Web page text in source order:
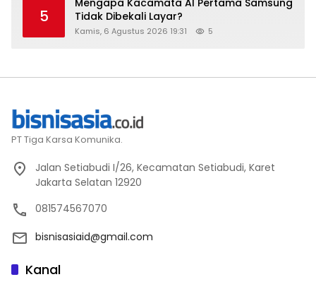
5
Mengapa Kacamata AI Pertama Samsung
Tidak Dibekali Layar?
Kamis, 6 Agustus 2026 19:31 5
PT Tiga Karsa Komunika.
Jalan Setiabudi I/26, Kecamatan Setiabudi, Karet
Jakarta Selatan 12920
081574567070
bisnisasiaid@gmail.com
Kanal